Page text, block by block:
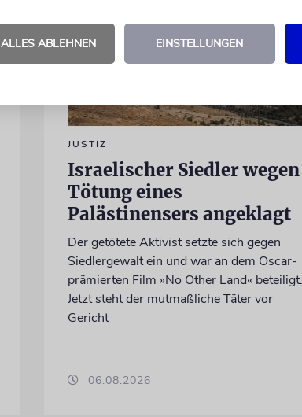
JUSTIZ
Israelischer Siedler wegen
Tötung eines
Palästinensers angeklagt
Der getötete Aktivist setzte sich gegen
Siedlergewalt ein und war an dem Oscar-
prämierten Film »No Other Land« beteiligt.
Jetzt steht der mutmaßliche Täter vor
Gericht
06.08.2026
ALLES ABLEHNEN EINSTELLUNGEN